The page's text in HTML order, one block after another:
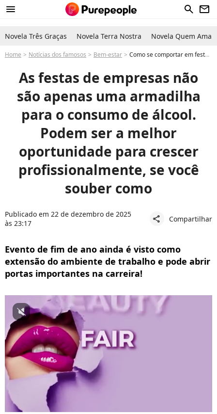
menu search newsletter
Novela Três Graças Novela Terra Nostra Novela Quem Ama
Home Notícias dos famosos Bem-estar Como se comportar em festas de confraternização de empresas do trabalho? Especialistas explicam
As festas de empresas não
são apenas uma armadilha
para o consumo de álcool.
Podem ser a melhor
oportunidade para crescer
profissionalmente, se você
souber como
Publicado em 22 de dezembro de 2025
às 23:17
share Compartilhar
Evento de fim de ano ainda é visto como
extensão do ambiente de trabalho e pode abrir
portas importantes na carreira!